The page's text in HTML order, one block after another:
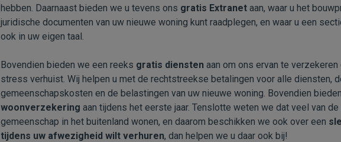
hebben. Daarnaast bieden we u tevens ons gratis Extranet aan, waar u het
juridische documenten van uw nieuwe woning kunt raadplegen, en waar u een
ook in uw eigen taal.
Bovendien bieden we een reeks gratis diensten aan om ons ervan te
stress verhuist. Wij helpen u met de rechtstreekse betalingen voor alle diensten,
gemeenschapskosten en de belastingen van uw nieuwe woning. Bovendien
woonverzekering aan tijdens het eerste jaar. Tenslotte weten we dat veel van
gemeenschap in het buitenland wonen, en daarom beschikken we ook over een
tijdens uw afwezigheid wilt verhuren, dan helpen we u daar ook bij!